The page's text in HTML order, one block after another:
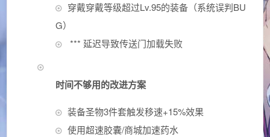
穿戴穿戴等级超过Lv.95的装备（系统误判BU
G）
*** 延迟导致传送门加载失败
时间不够用的改进方案
装备圣物3件套触发移速+15%效果
使用超速胶囊/商城加速药水